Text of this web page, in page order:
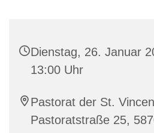
Dienstag, 26. Januar
13:00 Uhr
Pastorat der St.
Pastoratstraße 25,